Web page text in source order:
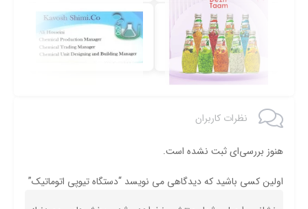
نظرات کاربران
هنوز بررسی‌ای ثبت نشده است.
اولین کسی باشید که دیدگاهی می نویسد “دستگاه تیوپی اتوماتیک”